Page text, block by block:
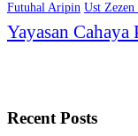
Futuhal Aripin Ust
Yayasan Cahaya
Recent Posts